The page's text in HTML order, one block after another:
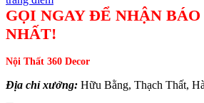
GỌI NGAY ĐỂ NHẬN
NHẤT!
Nội Thất 360 Decor
Địa chỉ xưởng: Hữu Bằng, Thạch Thất,